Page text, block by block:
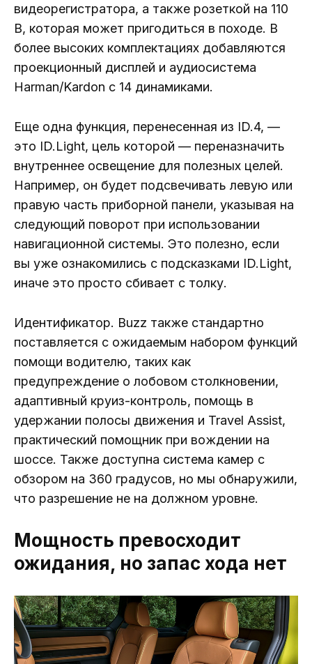
видеорегистратора, а также розеткой на 110
В, которая может пригодиться в походе. В
более высоких комплектациях добавляются
проекционный дисплей и аудиосистема
Harman/Kardon с 14 динамиками.
Еще одна функция, перенесенная из ID.4, —
это ID.Light, цель которой — переназначить
внутреннее освещение для полезных целей.
Например, он будет подсвечивать левую или
правую часть приборной панели, указывая на
следующий поворот при использовании
навигационной системы. Это полезно, если
вы уже ознакомились с подсказками ID.Light,
иначе это просто сбивает с толку.
Идентификатор. Buzz также стандартно
поставляется с ожидаемым набором функций
помощи водителю, таких как
предупреждение о лобовом столкновении,
адаптивный круиз-контроль, помощь в
удержании полосы движения и Travel Assist,
практический помощник при вождении на
шоссе. Также доступна система камер с
обзором на 360 градусов, но мы обнаружили,
что разрешение не на должном уровне.
Мощность превосходит
ожидания, но запас хода нет